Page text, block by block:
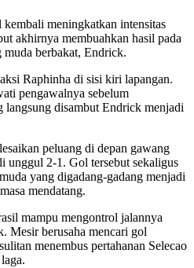
meningkatkan intensitas
akhirnya membuahkan hasil pada
berbakat, Endrick.
Raphinha di sisi kiri lapangan.
pengawalnya sebelum
disambut Endrick menjadi
peluang di depan gawang
unggul 2-1. Gol tersebut sekaligus
yang digadang-gadang menjadi
mendatang.
mampu mengontrol jalannya
Mesir berusaha mencari gol
menembus pertahanan Selecao